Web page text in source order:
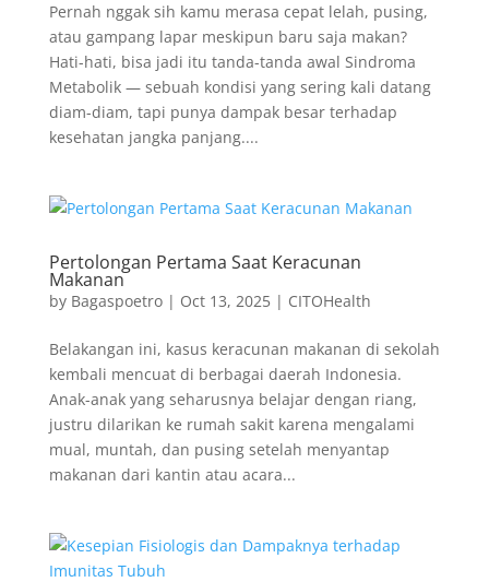
Pernah nggak sih kamu merasa cepat lelah, pusing,
atau gampang lapar meskipun baru saja makan?
Hati-hati, bisa jadi itu tanda-tanda awal Sindroma
Metabolik — sebuah kondisi yang sering kali datang
diam-diam, tapi punya dampak besar terhadap
kesehatan jangka panjang....
Pertolongan Pertama Saat Keracunan
Makanan
by Bagaspoetro| Oct 13, 2025| CITOHealth
Belakangan ini, kasus keracunan makanan di sekolah
kembali mencuat di berbagai daerah Indonesia.
Anak-anak yang seharusnya belajar dengan riang,
justru dilarikan ke rumah sakit karena mengalami
mual, muntah, dan pusing setelah menyantap
makanan dari kantin atau acara...